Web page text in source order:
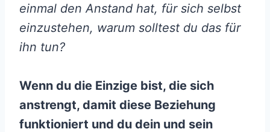
einmal den Anstand hat, für sich selbst
einzustehen, warum solltest du das für
ihn tun?
Wenn du die Einzige bist, die sich
anstrengt, damit diese Beziehung
funktioniert und du dein und sein